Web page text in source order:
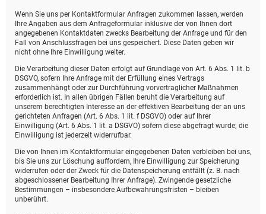
Wenn Sie uns per Kontaktformular Anfragen zukommen lassen, werden
Ihre Angaben aus dem Anfrageformular inklusive der von Ihnen dort
angegebenen Kontaktdaten zwecks Bearbeitung der Anfrage und für den
Fall von Anschlussfragen bei uns gespeichert. Diese Daten geben wir
nicht ohne Ihre Einwilligung weiter.
Die Verarbeitung dieser Daten erfolgt auf Grundlage von Art. 6 Abs. 1 lit. b
DSGVO, sofern Ihre Anfrage mit der Erfüllung eines Vertrags
zusammenhängt oder zur Durchführung vorvertraglicher Maßnahmen
erforderlich ist. In allen übrigen Fällen beruht die Verarbeitung auf
unserem berechtigten Interesse an der effektiven Bearbeitung der an uns
gerichteten Anfragen (Art. 6 Abs. 1 lit. f DSGVO) oder auf Ihrer
Einwilligung (Art. 6 Abs. 1 lit. a DSGVO) sofern diese abgefragt wurde; die
Einwilligung ist jederzeit widerrufbar.
Die von Ihnen im Kontaktformular eingegebenen Daten verbleiben bei uns,
bis Sie uns zur Löschung auffordern, Ihre Einwilligung zur Speicherung
widerrufen oder der Zweck für die Datenspeicherung entfällt (z. B. nach
abgeschlossener Bearbeitung Ihrer Anfrage). Zwingende gesetzliche
Bestimmungen – insbesondere Aufbewahrungsfristen – bleiben
unberührt.